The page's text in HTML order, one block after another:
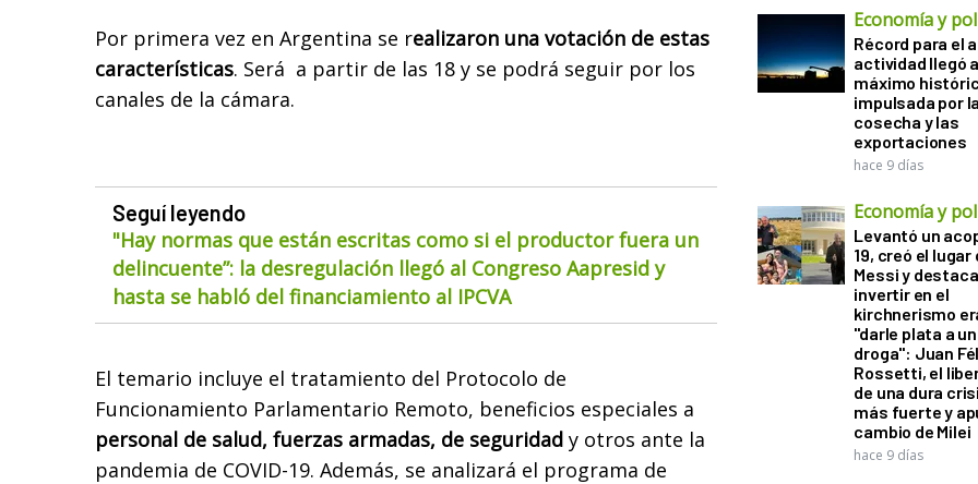
Por primera vez en Argentina se realizaron una votación de estas
características. Será a partir de las 18 y se podrá seguir por los
canales de la cámara.
Seguí leyendo
"Hay normas que están escritas como si el productor fuera un
delincuente”: la desregulación llegó al Congreso Aapresid y
hasta se habló del financiamiento al IPCVA
El temario incluye el tratamiento del Protocolo de
Funcionamiento Parlamentario Remoto, beneficios especiales a
personal de salud, fuerzas armadas, de seguridad y otros ante la
pandemia de COVID-19. Además, se analizará el programa de
Economía y
Récord para el
actividad llegó
máximo
impulsada por
cosecha y las
exportaciones
hace 9 días
Economía y
Levantó un
19, creó el lugar
Messi y
invertir en el
kirchnerismo
"darle plata a
droga": Juan
Rossetti, el
de una dura
más fuerte y
cambio de Milei
hace 9 días